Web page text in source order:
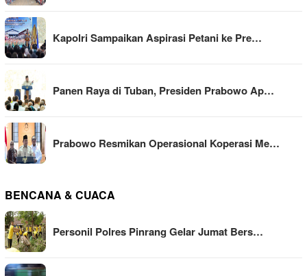
Kapolri Sampaikan Aspirasi Petani ke Pre…
Panen Raya di Tuban, Presiden Prabowo Ap…
Prabowo Resmikan Operasional Koperasi Me…
BENCANA & CUACA
Personil Polres Pinrang Gelar Jumat Bers…